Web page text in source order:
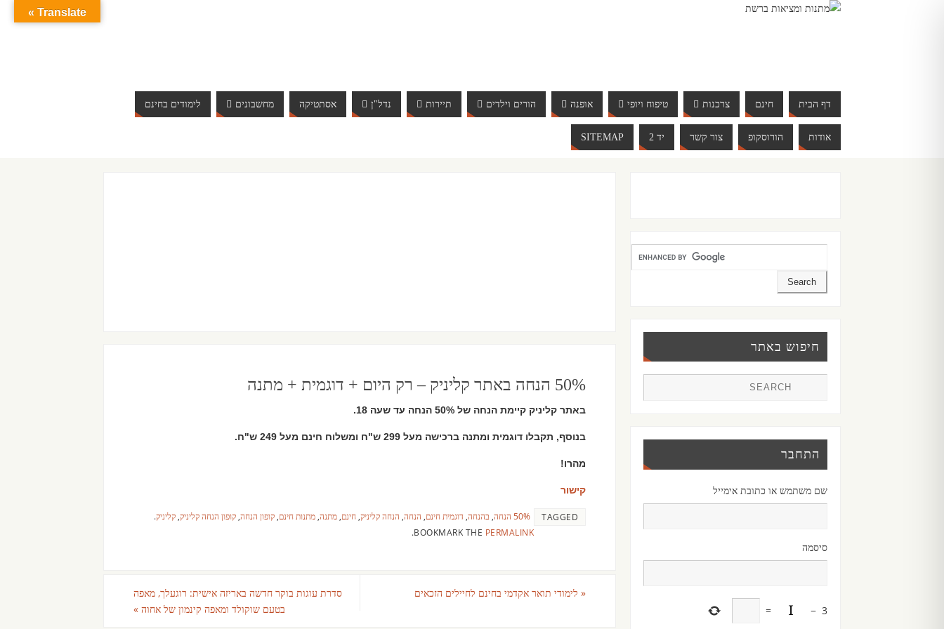
דף הבית חינם צרכנות טיפוח ויופי אופנה הורים וילדים תיירות נדל"ן אסתטיקה מחשבונים לימודים בחינם
אודות הורוסקופ צור קשר יד 2 SITEMAP
50% הנחה באתר קליניק – רק היום + דוגמית + מתנה
באתר קליניק קיימת הנחה של 50% הנחה עד שעה 18.
בנוסף, תקבלו דוגמית ומתנה ברכישה מעל 299 ש"ח ומשלוח חינם מעל 249 ש"ח.
מהרו!
קישור
TAGGED 50% הנחה בהנחה דוגמית חינם הנחה הנחה קליניק חינם מתנה מתנות חינם קופון הנחה קופון הנחה קליניק קליניק.
BOOKMARK THE PERMALINK
.
« לימודי תואר אקדמי בחינם לחיילים הזכאים
סדרת עוגות בוקר חדשה באריזה אישית: רוגעלך, מאפה
בטעם שוקולד ומאפה קינמון של אחוה »
חיפוש באתר
התחבר
שם משתמש או כתובת אימייל
סיסמה
3
−
=
Translate »